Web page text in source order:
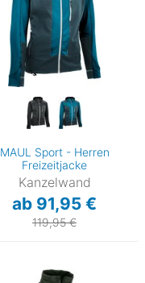
MAUL Sport - Herren
Freizeitjacke
Kanzelwand
ab 91,95 €
119,95 €